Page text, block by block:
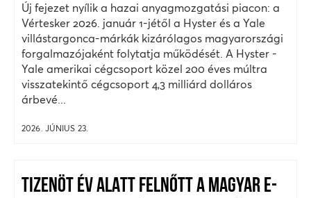
Új fejezet nyílik a hazai anyagmozgatási piacon: a
Vértesker 2026. január 1-jétől a Hyster és a Yale
villástargonca-márkák kizárólagos magyarországi
forgalmazójaként folytatja működését. A Hyster -
Yale amerikai cégcsoport közel 200 éves múltra
visszatekintő cégcsoport 4,3 milliárd dolláros
árbevé...
2026. JÚNIUS 23.
TIZENÖT ÉV ALATT FELNŐTT A MAGYAR E-